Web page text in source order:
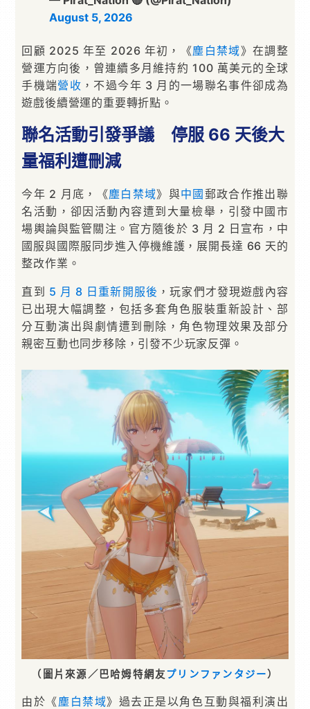
August 5, 2026
回顧 2025 年至 2026 年初，《塵白禁域》在調整
營運方向後，曾連續多月維持約 100 萬美元的全球
手機端營收 ，不過今年 3 月的一場聯名事件卻成為
遊戲後續營運的重要轉折點。
聯名活動引發爭議 停服 66 天後大
量福利遭刪減
今年 2 月底，《塵白禁域》與中國郵政合作推出聯
名活動，卻因活動內容遭到大量檢舉，引發中國市
場輿論與監管關注。官方隨後於 3 月 2 日宣布，中
國服與國際服同步進入停機維護，展開長達 66 天的
整改作業。
直到 5 月 8 日重新開服後 ，玩家們才發現遊戲內容
已出現大幅調整，包括多套角色服裝重新設計、部
分互動演出與劇情遭到刪除，角色物理效果及部分
親密互動也同步移除，引發不少玩家反彈。
（圖片來源／巴哈姆特網友プリンファンタジー）
由於《塵白禁域》過去正是以角色互動與福利演出